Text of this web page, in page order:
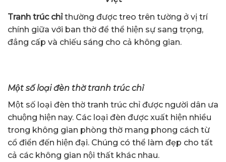
Tranh trúc chỉthường được treo trên tường ở vị trí
chính giữa với ban thờ để thể hiện sự sang trọng,
đẳng cấp và chiếu sáng cho cả không gian.
Một số loại đèn thờ tranh trúc chỉ
Một số loại đèn thờ tranh trúc chỉ được người dân ưa
chuộng hiện nay. Các loại đèn được xuất hiện nhiều
trong không gian phòng thờ mang phong cách từ
cổ điển đến hiện đại. Chúng có thể làm đẹp cho tất
cả các không gian nội thất khác nhau.